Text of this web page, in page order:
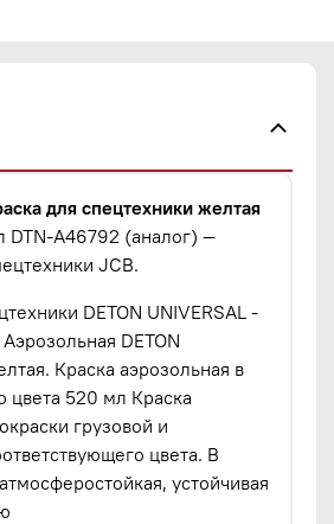
для спецтехники желтая
DTN-A46792 (аналог) —
JCB.
DETON UNIVERSAL -
DETON
Краска аэрозольная в
цвета 520 мл Краска
грузовой и
цвета. В
устойчивая